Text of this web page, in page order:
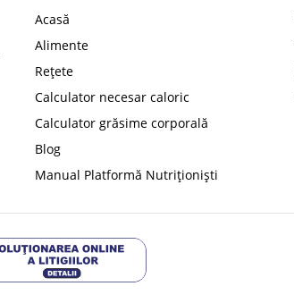
Acasă
Alimente
Rețete
Calculator necesar caloric
Calculator grăsime corporală
Blog
Manual Platformă Nutriționiști